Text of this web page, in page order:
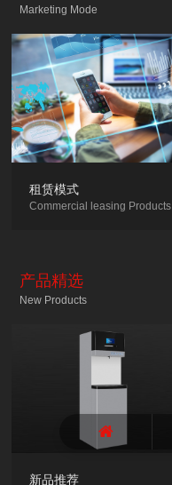
Marketing Mode
租赁模式
Commercial leasing Products
产品精选
New Products
新品推荐